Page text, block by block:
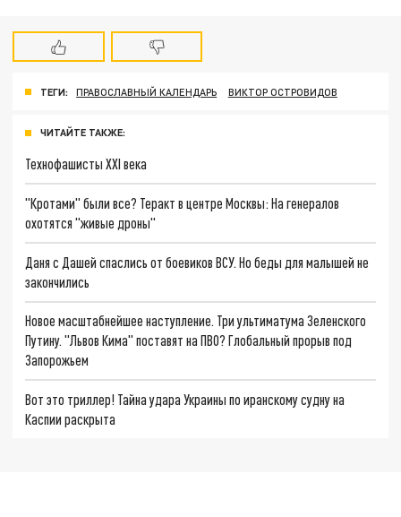
ТЕГИ: ПРАВОСЛАВНЫЙ КАЛЕНДАРЬ ВИКТОР ОСТРОВИДОВ
ЧИТАЙТЕ ТАКЖЕ:
Технофашисты XXI века
"Кротами" были все? Теракт в центре Москвы: На генералов
охотятся "живые дроны"
Даня с Дашей спаслись от боевиков ВСУ. Но беды для малышей не
закончились
Новое масштабнейшее наступление. Три ультиматума Зеленского
Путину. "Львов Кима" поставят на ПВО? Глобальный прорыв под
Запорожьем
Вот это триллер! Тайна удара Украины по иранскому судну на
Каспии раскрыта